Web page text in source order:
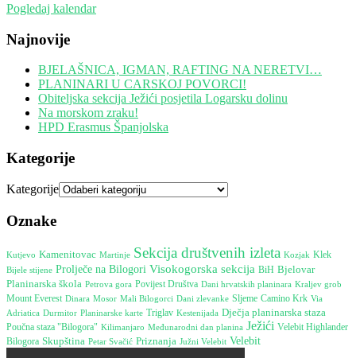
Pogledaj kalendar
Najnovije
BJELAŠNICA, IGMAN, RAFTING NA NERETVI…
PLANINARI U CARSKOJ POVORCI!
Obiteljska sekcija Ježići posjetila Logarsku dolinu
Na morskom zraku!
HPD Erasmus Španjolska
Kategorije
Kategorije
Oznake
Kutjevo Kamenitovac Martinje Sekcija društvenih izleta Kozjak Klek
Bijele stijene Prolječe na Bilogori Visokogorska sekcija BiH Bjelovar
Planinarska škola Petrova gora Povijest Društva Dani hrvatskih planinara Kraljev grob
Mount Everest Dinara Mosor Mali Bilogorci Dani zlevanke Sljeme Camino Krk Via
Adriatica Durmitor Planinarske karte Triglav Kestenijada Dječja planinarska staza
Poučna staza "Bilogora" Kilimanjaro Međunarodni dan planina Ježići Velebit Highlander
Bilogora Skupština Petar Svačić Priznanja Južni Velebit Velebit